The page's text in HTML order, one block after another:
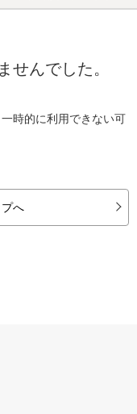
せんでした。
時的に利用できない可
へ